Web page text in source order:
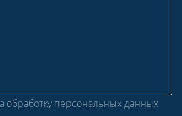
обработку персональных данных